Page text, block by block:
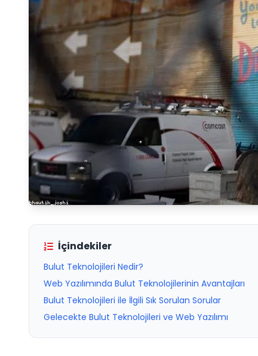
İçindekiler
Bulut Teknolojileri Nedir?
Web Yazılımında Bulut Teknolojilerinin Avantajları
Bulut Teknolojileri ile İlgili Sık Sorulan Sorular
Gelecekte Bulut Teknolojileri ve Web Yazılımı